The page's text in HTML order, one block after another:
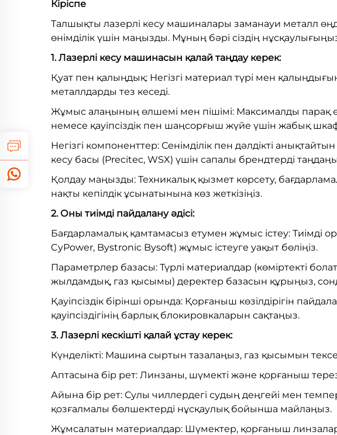
Кіріспе
Талшықты лазерлі кесу машиналары заманауи металл
өнімділік үшін маңызды. Мұның бәрі сіздің
1. Лазерлі кесу машинасын қалай таңдау керек:
Қуат пен қалыңдық: Негізгі материал түрі мен
металлдарды тез кеседі.
Жұмыс алаңының өлшемі мен пішімі: Максималды парақ
немесе қауіпсіздік пен шаңсорғыш жүйе үшін жабық
Негізгі компоненттер: Сенімділік пен дәлдікті
кесу басы (Precitec, WSX) үшін сапалы брендтерді
Қолдау маңызды: Техникалық қызмет көрсету,
нақты кепілдік ұсынатынына көз жеткізіңіз.
2. Оны тиімді пайдалану әдісі:
Бағдарламалық қамтамасыз етумен жұмыс істеу: Тиімді
CyPower, Bystronic Bysoft) жұмыс істеуге уақыт бөліңіз.
Параметрлер базасы: Түрлі материалдар (көміртекті
жылдамдық, газ қысымы) деректер базасын құрыңыз,
Қауіпсіздік бірінші орында: Қорғаныш көзілдірігін
қауіпсіздігінің барлық блокировкаларын сақтаңыз.
3. Лазерлі кескішті қалай ұстау керек:
Күнделікті: Машина сыртын тазалаңыз, газ қысымын
Аптасына бір рет: Линзаны, шүмекті және қорғаныш
Айына бір рет: Сулы чиллердегі судың деңгейі мен
қозғалмалы бөлшектерді нұсқаулық бойынша майлаңыз.
Жұмсалатын материалдар: Шүмектер, қорғаныш